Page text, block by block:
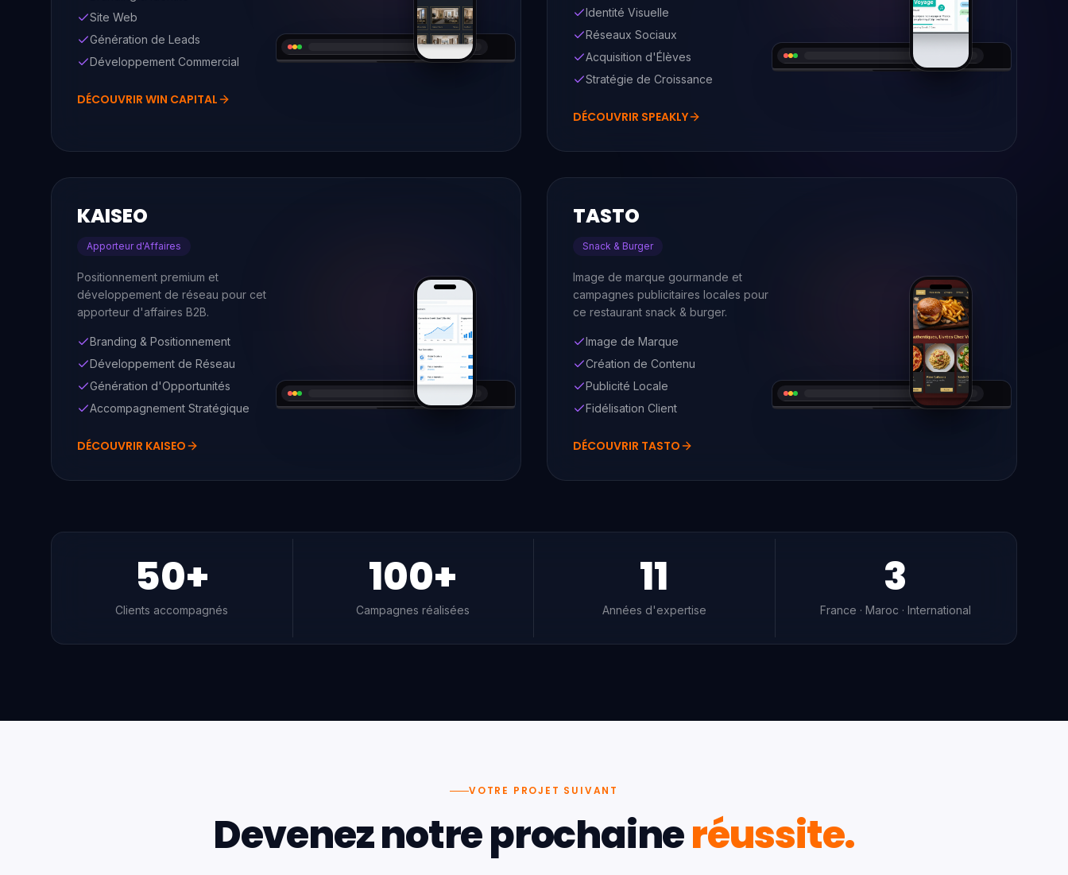
Site Web
Génération de Leads
Développement Commercial
DÉCOUVRIR WIN CAPITAL
Identité Visuelle
Réseaux Sociaux
Acquisition d'Élèves
Stratégie de Croissance
DÉCOUVRIR SPEAKLY
KAISEO
Apporteur d'Affaires
Positionnement premium et
développement de réseau pour cet
apporteur d'affaires B2B.
Branding & Positionnement
Développement de Réseau
Génération d'Opportunités
Accompagnement Stratégique
DÉCOUVRIR KAISEO
TASTO
Snack & Burger
Image de marque gourmande et
campagnes publicitaires locales pour
ce restaurant snack & burger.
Image de Marque
Création de Contenu
Publicité Locale
Fidélisation Client
DÉCOUVRIR TASTO
50+
Clients accompagnés
100+
Campagnes réalisées
11
Années d'expertise
3
France · Maroc · International
VOTRE PROJET SUIVANT
Devenez notre prochaineréussite.